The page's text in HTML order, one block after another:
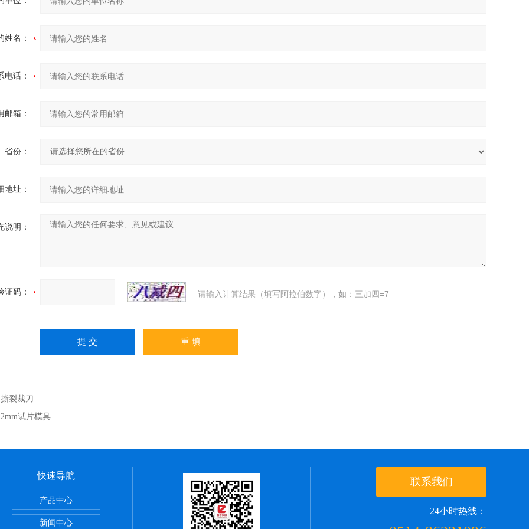
姓名：
电话：
邮箱：
省份：
地址：
说明：
证码： 请输入计算结果（填写阿拉伯数字），如：三加四=7
撕裂裁刀
2mm试片模具
机
快速导航
产品中心
新闻中心
联系我们
24小时热线：